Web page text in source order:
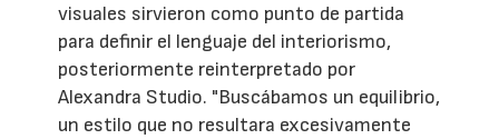
visuales sirvieron como punto de partida
para definir el lenguaje del interiorismo,
posteriormente reinterpretado por
Alexandra Studio. "Buscábamos un equilibrio,
un estilo que no resultara excesivamente